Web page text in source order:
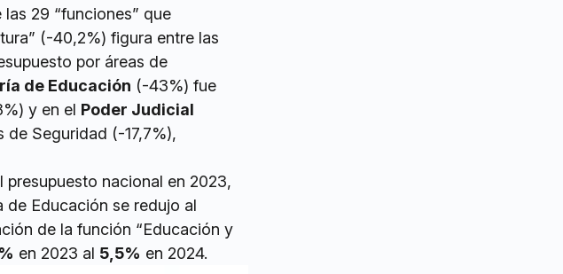
29 “funciones” que
(-40,2%) figura entre las
por áreas de
de Educación (-43%) fue
y en el Poder Judicial
de Seguridad (-17,7%),
presupuesto nacional en 2023,
de Educación se redujo al
de la función “Educación y
en 2023 al 5,5% en 2024.